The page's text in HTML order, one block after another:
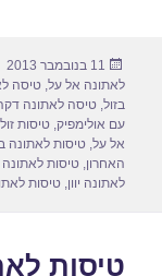
e
b
o
o
o
d
o
n
פורסם
בתאריך
11 בנובמבר 2013
לאתונה אל על,טיסה
בזול,טיסה לאתונה דקה
עם אולימפיק,טיסות
אל על,טיסות לאתונה
האחרון,טיסות לאתונה
לאתונה יוון,טיסות
טיסות